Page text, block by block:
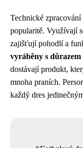
Technické
popularitě. Využívají
zajišťují pohodlí a
vyráběny s
dostávají produkt,
mnoha praních.
každý dres